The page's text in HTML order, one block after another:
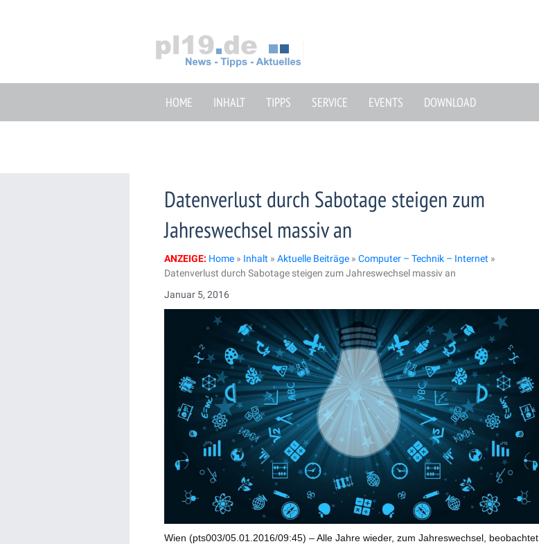
HOME INHALT TIPPS SERVICE EVENTS DOWNLOAD
Datenverlust durch Sabotage steigen zum
Jahreswechsel massiv an
ANZEIGE: Home » Inhalt » Aktuelle Beiträge » Computer – Technik – Internet »
Datenverlust durch Sabotage steigen zum Jahreswechsel massiv an
Januar 5, 2016
Wien (pts003/05.01.2016/09:45) – Alle Jahre wieder, zum Jahreswechsel, beobachtet